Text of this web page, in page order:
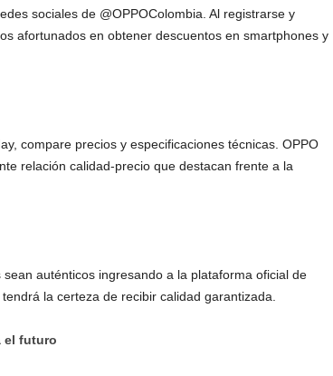
sociales de @OPPOColombia. Al registrarse y
afortunados en obtener descuentos en smartphones y
compare precios y especificaciones técnicas. OPPO
relación calidad-precio que destacan frente a la
auténticos ingresando a la plataforma oficial de
la certeza de recibir calidad garantizada.
el futuro